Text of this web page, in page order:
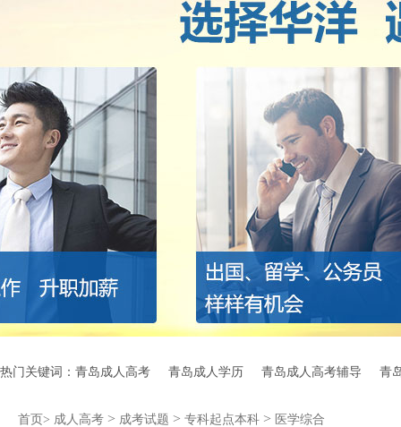
热门关键词： 青岛成人高考 青岛成人学历 青岛成人高考辅导 青
首页> 成人高考 > 成考试题 > 专科起点本科 > 医学综合